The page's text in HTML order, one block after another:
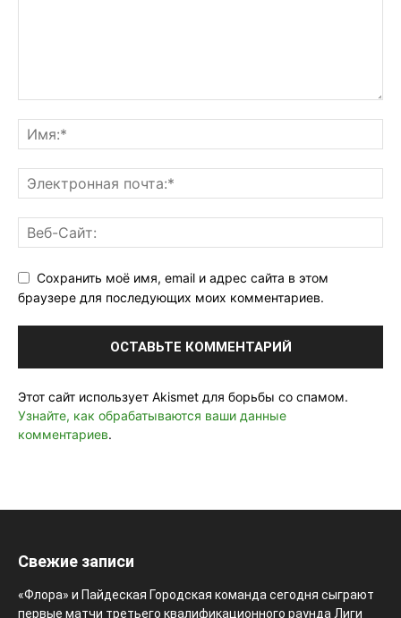
Сохранить моё имя, email и адрес сайта в этом
браузере для последующих моих комментариев.
Этот сайт использует Akismet для борьбы со спамом.
Узнайте, как обрабатываются ваши данные
комментариев.
Свежие записи
«Флора» и Пайдеская Городская команда сегодня сыграют
первые матчи третьего квалификационного раунда Лиги